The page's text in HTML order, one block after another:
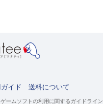
イド 送料について
ゲームソフトの利用に関するガイドライン